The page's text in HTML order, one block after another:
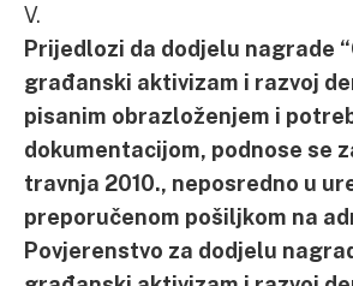
V.
Prijedlozi da dodjelu nagrade
građanski aktivizam i razvoj
pisanim obrazloženjem i
dokumentacijom, podnose se
travnja 2010., neposredno u
preporučenom pošiljkom na
Povjerenstvo za dodjelu